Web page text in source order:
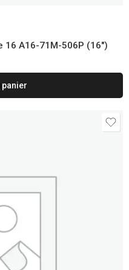
A16-71M-506P (16″)
panier